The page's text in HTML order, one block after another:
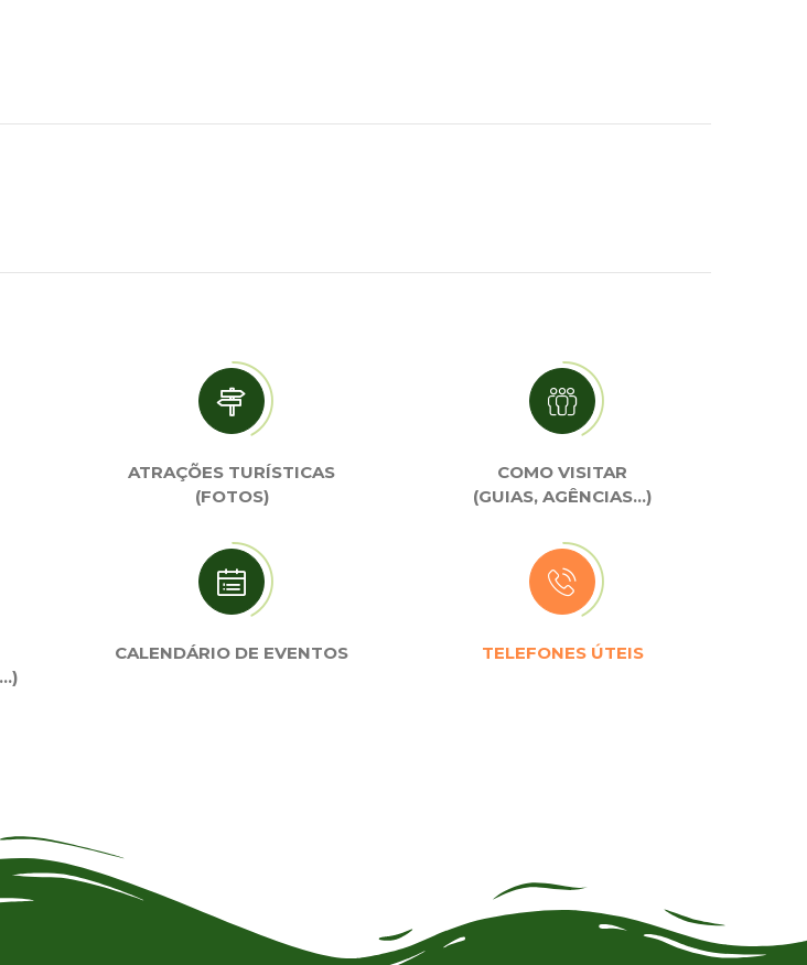
ATRAÇÕES TURÍSTICAS
(FOTOS)
COMO VISITAR
(GUIAS, AGÊNCIAS…)
CALENDÁRIO DE EVENTOS TELEFONES ÚTEIS